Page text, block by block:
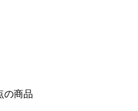
の商品